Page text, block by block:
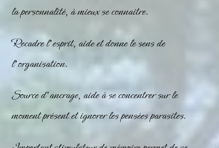
la personnalité, à mieux se connaitre.
Recadre l’esprit, aide et donne le sens de
l’organisation.
Source d’ancrage, aide à se concentrer sur le
moment présent et ignorer les pensées parasites.